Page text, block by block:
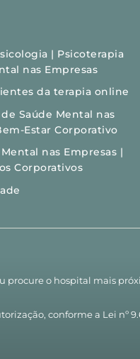
| Psicoterapia
nas Empresas
da terapia online
Saúde Mental nas
Estar Corporativo
nas Empresas |
Corporativos
procure o hospital mais
conforme a Lei nº